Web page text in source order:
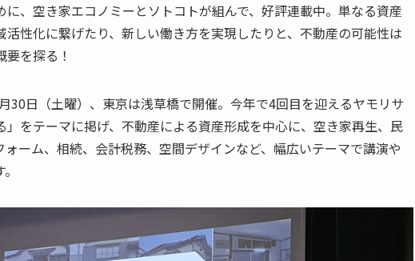
、空き家エコノミーとソトコトが組んで、好評連載中。単なる資産
性化に繋げたり、新しい働き方を実現したりと、不動産の可能性は
を探る！
30日（土曜）、東京は浅草橋で開催。今年で4回目を迎えるヤモリサ
をテーマに掲げ、不動産による資産形成を中心に、空き家再生、民
ーム、相続、会計税務、空間デザインなど、幅広いテーマで講演や